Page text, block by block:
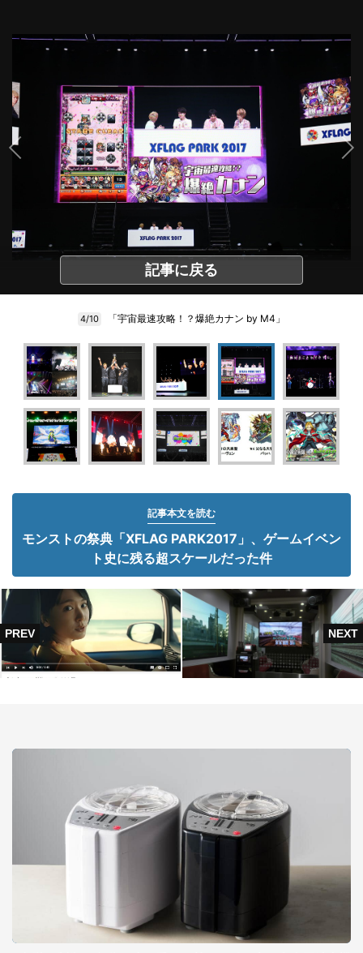
記事に戻る
4/10 「宇宙最速攻略！？爆絶カナン by M4」
記事本文を読む
モンストの祭典「XFLAG PARK2017」、ゲームイベン
ト史に残る超スケールだった件